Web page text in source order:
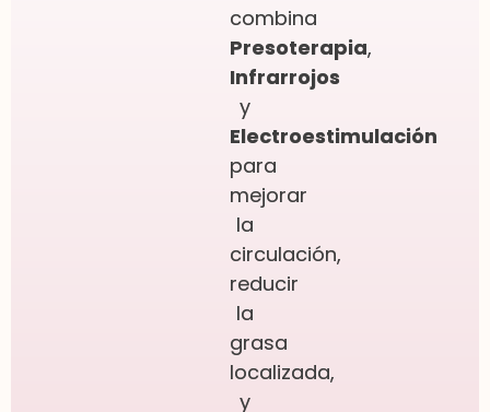
combina
Presoterapia,
Infrarrojos
y
Electroestimulación
para
mejorar
la
circulación,
reducir
la
grasa
localizada,
y